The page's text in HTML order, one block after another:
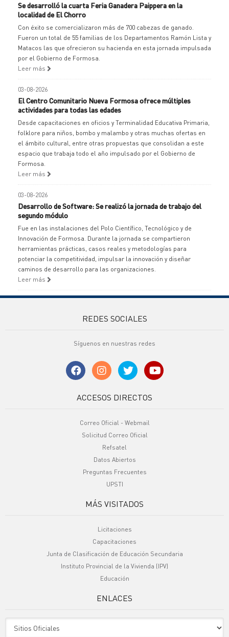
Se desarrolló la cuarta Feria Ganadera Paippera en la
localidad de El Chorro
Con éxito se comercializaron más de 700 cabezas de ganado.
Fueron un total de 55 familias de los Departamentos Ramón Lista y
Matacos las que ofrecieron su hacienda en esta jornada impulsada
por el Gobierno de Formosa.
Leer más
03-08-2026
El Centro Comunitario Nueva Formosa ofrece múltiples
actividades para todas las edades
Desde capacitaciones en oficios y Terminalidad Educativa Primaria,
folklore para niños, bombo y malambo y otras muchas ofertas en
el ámbito cultural, entre otras propuestas que consolidan a este
espacio que trabaja todo el año impulsado por el Gobierno de
Formosa.
Leer más
03-08-2026
Desarrollo de Software: Se realizó la jornada de trabajo del
segundo módulo
Fue en las instalaciones del Polo Científico, Tecnológico y de
Innovación de Formosa. Durante la jornada se compartieron
herramientas prácticas, casos reales y metodologías para
potenciar la competitividad, impulsar la innovación y diseñar
caminos de desarrollo para las organizaciones.
Leer más
REDES SOCIALES
Síguenos en nuestras redes
ACCESOS DIRECTOS
Correo Oficial - Webmail
Solicitud Correo Oficial
Refsatel
Datos Abiertos
Preguntas Frecuentes
UPSTI
MÁS VISITADOS
Licitaciones
Capacitaciones
Junta de Clasificación de Educación Secundaria
Instituto Provincial de la Vivienda (IPV)
Educación
ENLACES